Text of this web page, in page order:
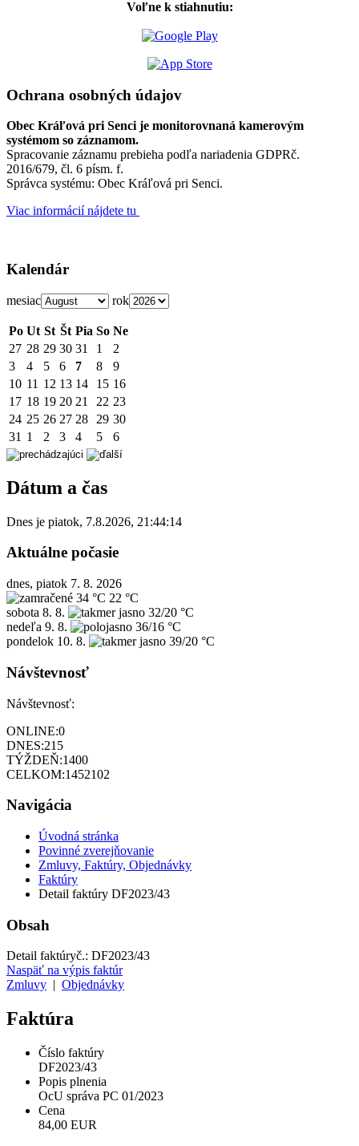
Voľne k stiahnutiu:
Ochrana osobných údajov
Obec Kráľová pri Senci je monitorovnaná kamerovým
systémom so záznamom.
Spracovanie záznamu prebieha podľa nariadenia GDPRč.
2016/679, čl. 6 písm. f.
Správca systému: Obec Kráľová pri Senci.
Viac informácií nájdete tu
Kalendár
mesiac rok
Po Ut St Št Pia So Ne
27 28 29 30 31 1
2
3
4 5 6 7 8
9
10 11 12 13 14 15 16
17 18 19 20 21 22 23
24 25 26 27 28 29 30
31 1 2 3 4 5 6
Dátum a čas
Dnes je piatok, 7.8.2026, 21:44:14
Aktuálne počasie
dnes, piatok 7. 8. 2026
34 °C 22 °C
sobota 8. 8.
32/20 °C
nedeľa 9. 8.
36/16 °C
pondelok 10. 8. 39/20 °C
Návštevnosť
Návštevnosť:
ONLINE:0
DNES:215
TÝŽDEŇ:1400
CELKOM:1452102
Navigácia
Úvodná stránka
Povinné zverejňovanie
Zmluvy, Faktúry, Objednávky
Faktúry
Detail faktúry DF2023/43
Obsah
Detail faktúryč.: DF2023/43
Naspäť na výpis faktúr
Zmluvy
Objednávky
Faktúra
Číslo faktúry
DF2023/43
Popis plnenia
OcU správa PC 01/2023
Cena
84,00 EUR